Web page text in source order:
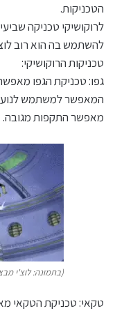
הטכניקות.
לרוקושיקי טכניקה
להשתמש בה הוא רוב
טכניקות הרוקושיקי:
גפו: טכניקת הגפו
המאפשר למשתמש לנוע
מאפשר התקפות מגובה.
(בתמונה: לוצ'י
טקאי: טכניקת הטקאי